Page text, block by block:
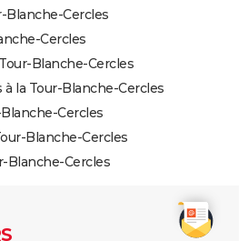
Blanche-Cercles
Cercles
Blanche-Cercles
la Tour-Blanche-Cercles
Cercles
Blanche-Cercles
Blanche-Cercles